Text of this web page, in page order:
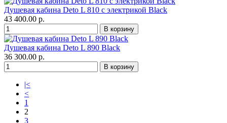
Душевая кабина Deto L 810 с электрикой Black
43 400.00 р.
Душевая кабина Deto L 890 Black
36 300.00 р.
|<
<
1
2
3